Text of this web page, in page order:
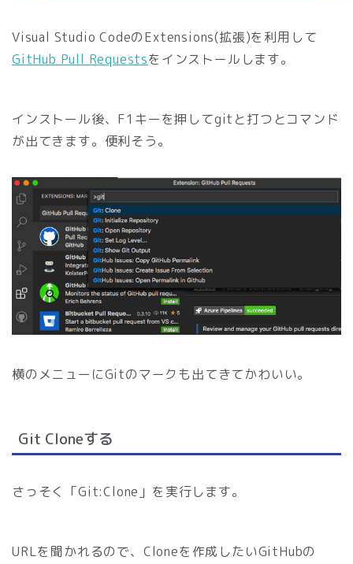
Visual Studio CodeのExtensions(拡張)を利用して
GitHub Pull Requestsをインストールします。
インストール後、F1キーを押してgitと打つとコマンド
が出てきます。便利そう。
横のメニューにGitのマークも出てきてかわいい。
Git Cloneする
さっそく「Git:Clone」を実行します。
URLを聞かれるので、Cloneを作成したいGitHubの